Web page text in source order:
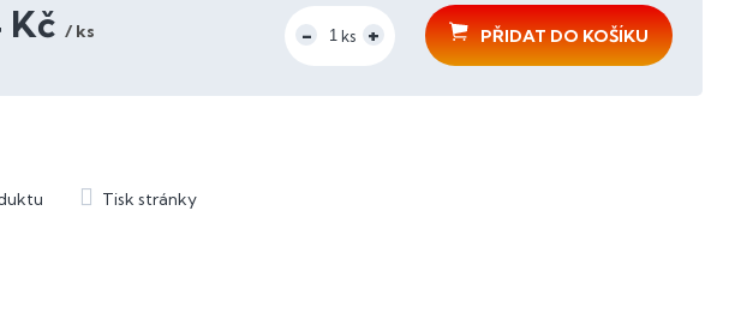
Kč / ks
PŘIDAT DO KOŠÍKU